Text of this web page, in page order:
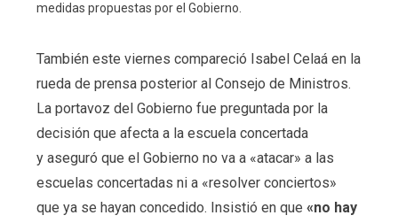
medidas propuestas por el Gobierno.
También este viernes compareció Isabel Celaá en la
rueda de prensa posterior al Consejo de Ministros.
La portavoz del Gobierno fue preguntada por la
decisión que afecta a la escuela concertada
y aseguró que el Gobierno no va a «atacar» a las
escuelas concertadas ni a «resolver conciertos»
que ya se hayan concedido. Insistió en que «no hay